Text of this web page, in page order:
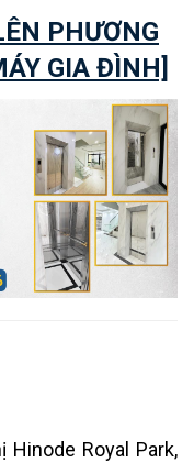
PHƯƠNG
GIA ĐÌNH]
Hinode Royal Park,